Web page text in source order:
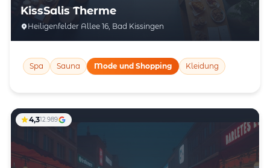
KissSalis Therme
Heiligenfelder Allee 16, Bad Kissingen
Spa Sauna Mode und Shopping Kleidung
4,312.989